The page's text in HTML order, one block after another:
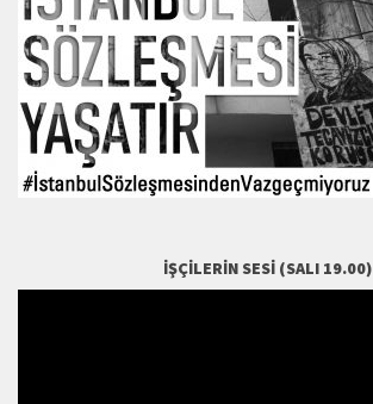
İŞÇILERIN SESI (SALI 19.00)